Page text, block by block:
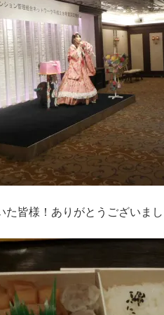
た皆様！ありがとうございま